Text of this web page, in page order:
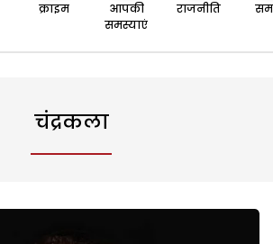
क्राइम
आपकी
समस्याएं
राजनीति
चंद्रकला